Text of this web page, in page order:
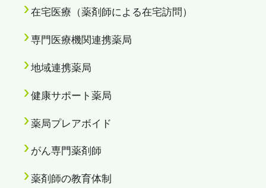
在宅医療（薬剤師による在宅訪問）
専門医療機関連携薬局
地域連携薬局
健康サポート薬局
薬局プレアボイド
がん専門薬剤師
薬剤師の教育体制